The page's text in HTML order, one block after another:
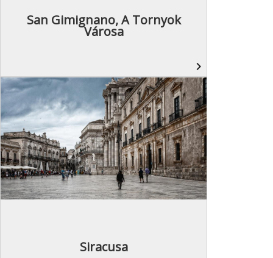
San Gimignano, A Tornyok
Városa
navigate_next
Siracusa